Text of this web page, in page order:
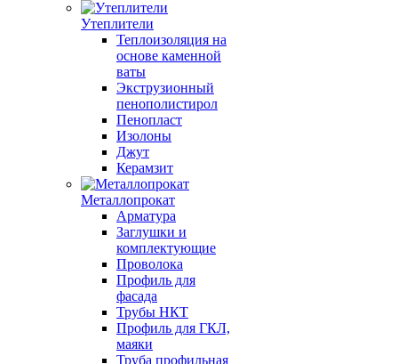
Утеплители
Теплоизоляция на
основе каменной
ваты
Экструзионный
пенополистирол
Пенопласт
Изолоны
Джут
Керамзит
Металлопрокат
Арматура
Заглушки и
комплектующие
Проволока
Профиль для
фасада
Трубы НКТ
Профиль для ГКЛ,
маяки
Труба профильная